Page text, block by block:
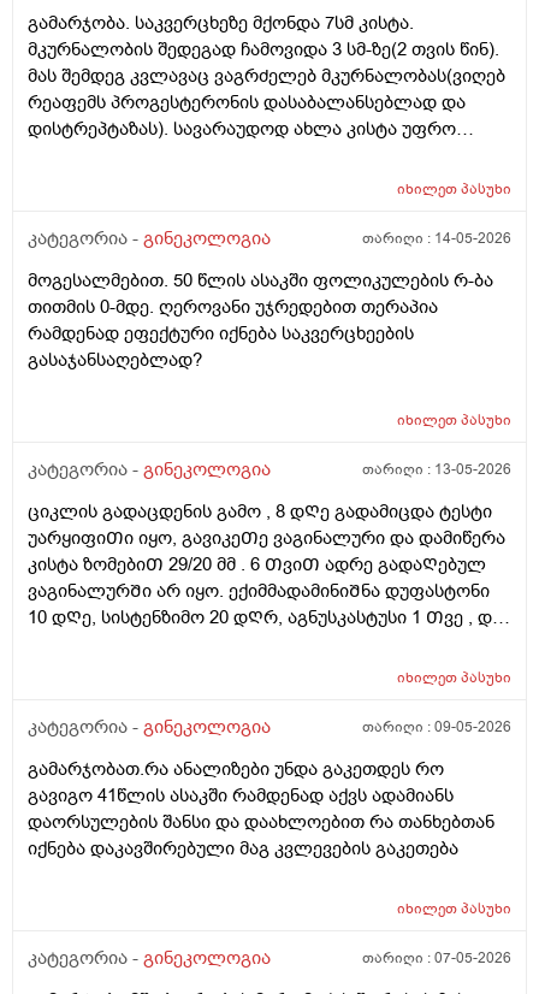
გამარჯობა. საკვერცხეზე მქონდა 7სმ კისტა.
მკურნალობის შედეგად ჩამოვიდა 3 სმ-ზე(2 თვის წინ).
მას შემდეგ კვლავაც ვაგრძელებ მკურნალობას(ვიღებ
რეაფემს პროგესტერონის დასაბალანსებლად და
დისტრეპტაზას). სავარაუდოდ ახლა კისტა უფრო
ვიზიტი) მსურს აპარატული მასაჟის - ენდოსფერო
კეთდება და ვიბრაციის მეშვეობით აუმჯობესებს
მაინტერესებს, მუცლის არეზე დასაშვებია ეს
პროცედურა?
იხილეთპასუხი
კატეგორია - გინეკოლოგია თარიღი : 14-05-2026
მოგესალმებით. 50 წლის ასაკში ფოლიკულების რ-ბა
თითმის 0-მდე. ღეროვანი უჯრედებით თერაპია
რამდენად ეფექტური იქნება საკვერცხეების
გასაჯანსაღებლად?
იხილეთპასუხი
კატეგორია - გინეკოლოგია თარიღი : 13-05-2026
ციკლის გადაცდენის გამო , 8 დᲦე გადამიცდა ტესტი
უარყიფიᲗი იყო, გავიკეᲗე ვაგინალური და დამიწერა
კისტა ზომებიᲗ 29/20 მმ . 6 ᲗვიᲗ ადრე გადაᲦებულ
ვაგინალურᲨი არ იყო. ექიმმადამინიᲨნა დუფასტონი
10 დᲦე, სისტენზიმო 20 დᲦრ, აგნუსკასტუსი 1 Თვე , და
რამდენადსაყურადᲦებოა და Თუ დაეხმარება ეს
იხილეთპასუხი
კატეგორია - გინეკოლოგია თარიღი :09-05-2026
გამარჯობათ.რა ანალიზები უნდა გაკეთდეს რო
გავიგო 41წლის ასაკში რამდენად აქვს ადამიანს
დაორსულების შანსი და დაახლოებით რა თანხებთან
იქნება დაკავშირებული მაგ კვლევების გაკეთება
იხილეთპასუხი
კატეგორია - გინეკოლოგია თარიღი :07-05-2026